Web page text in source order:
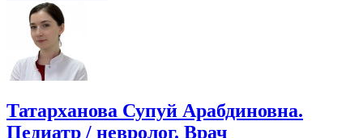
Татарханова Супуй Арабдиновна.
Педиатр / невролог. Врач